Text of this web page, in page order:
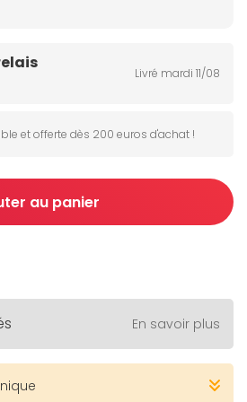
Livré mardi 11/08
et offerte dès 200 euros d'achat !
au panier
En savoir plus